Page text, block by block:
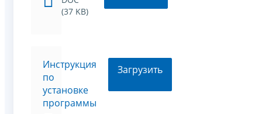
(37 KB)
Инструкция
по
установке
программы
Загрузить